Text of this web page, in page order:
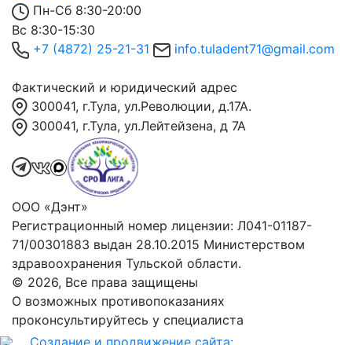
Пн-Сб 8:30-20:00
Вс 8:30-15:30
+7 (4872) 25-21-31
info.tuladent71@gmail.com
Фактический и юридический адрес
300041, г.Тула, ул.Революции, д.17А.
300041, г.Тула, ул.Лейтейзена, д 7А
ООО «Дэнт»
Регистрационный номер лицензии: Л041-01187-
71/00301883 выдан 28.10.2015 Министерством
здравоохранения Тульской области.
© 2026, Все права защищены
О возможных противопоказаниях
проконсультируйтесь у специалиста
Создание и продвижение сайта: